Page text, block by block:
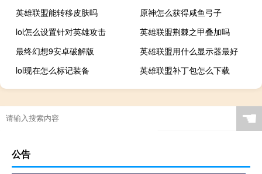
英雄联盟能转移皮肤吗
原神怎么获得咸鱼弓子
lol怎么设置针对英雄攻击
英雄联盟荆棘之甲叠加吗
最终幻想9安卓破解版
英雄联盟用什么显示器最好
lol现在怎么标记装备
英雄联盟补丁包怎么下载
☚
公告